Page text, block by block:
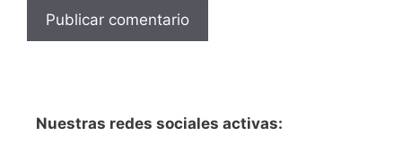
Nuestras redes sociales activas: